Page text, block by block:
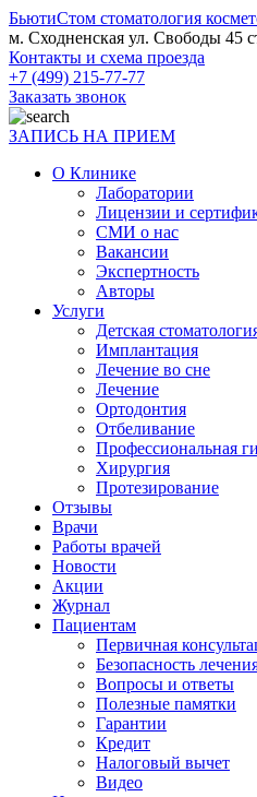
БьютиСтом стоматология
м. Сходненская ул. Свободы 45
Контакты и схема проезда
+7 (499) 215-77-77
Заказать звонок
ЗАПИСЬ НА ПРИЕМ
О Клинике
Лаборатории
Лицензии и
СМИ о нас
Вакансии
Экспертность
Авторы
Услуги
Детская
Имплантация
Лечение во сне
Лечение
Ортодонтия
Отбеливание
Профессиональная
Хирургия
Протезирование
Отзывы
Врачи
Работы врачей
Новости
Акции
Журнал
Пациентам
Первичная
Безопасность
Вопросы и ответы
Полезные памятки
Гарантии
Кредит
Налоговый вычет
Видео